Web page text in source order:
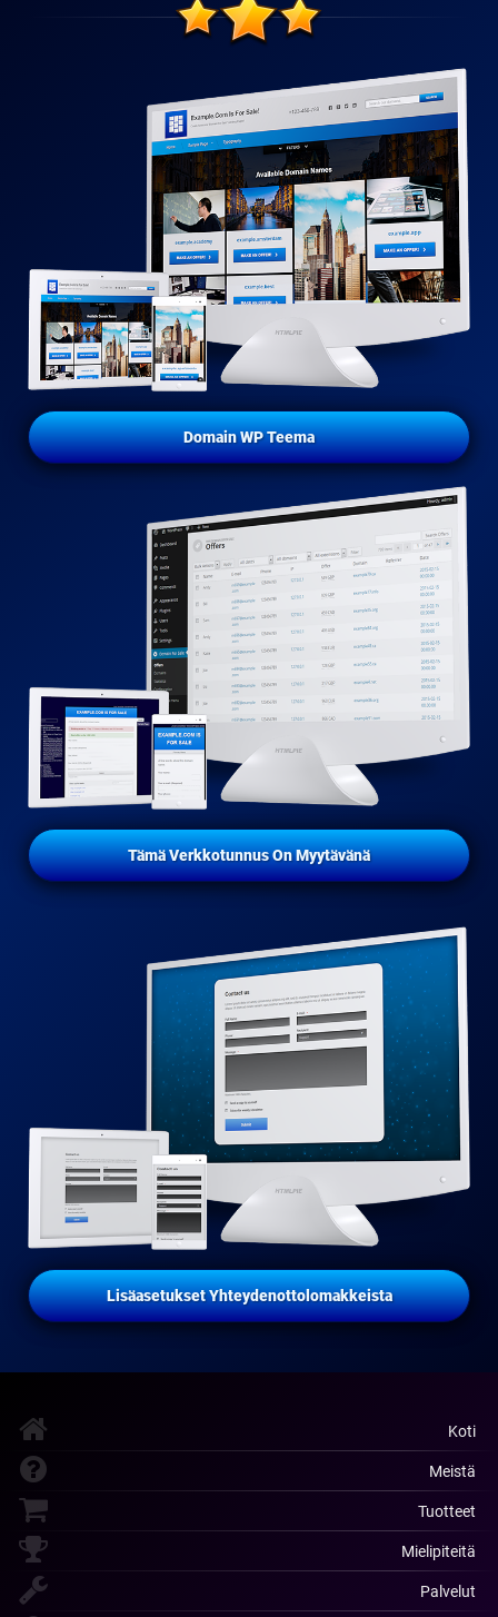
Domain WP Teema
Tämä Verkkotunnus On Myytävänä
Lisäasetukset Yhteydenottolomakkeista
Koti
Meistä
Tuotteet
Mielipiteitä
Palvelut